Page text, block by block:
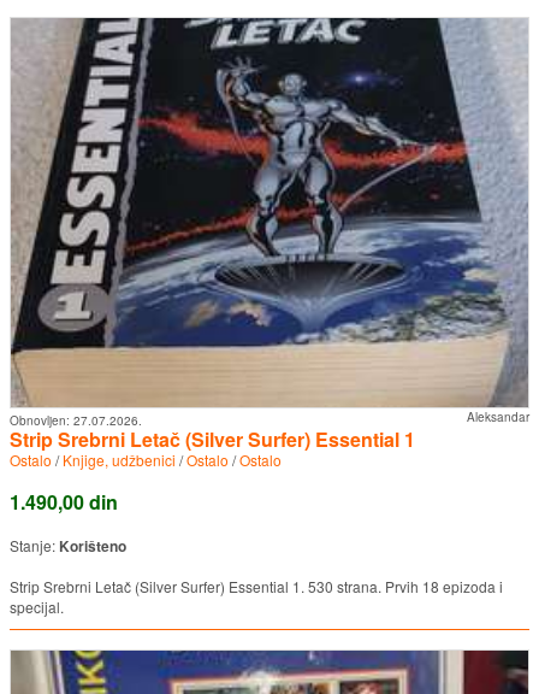
Aleksandar
Obnovljen: 27.07.2026.
Strip Srebrni Letač (Silver Surfer) Essential 1
Ostalo /Knjige, udžbenici /Ostalo /Ostalo
1.490,00 din
Stanje: Korišteno
Strip Srebrni Letač (Silver Surfer) Essential 1. 530 strana. Prvih 18 epizoda i
specijal.